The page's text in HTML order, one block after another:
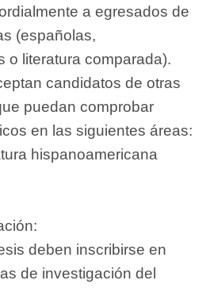
a egresados de
(españolas,
o literatura comparada).
candidatos de otras
puedan comprobar
en las siguientes áreas:
hispanoamericana
deben inscribirse en
de investigación del